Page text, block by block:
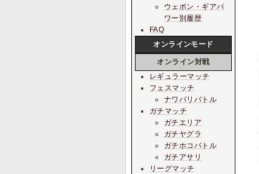
ウェポン・ギアパ
ワー別履歴
FAQ
オンラインモード
オンライン対戦
レギュラーマッチ
フェスマッチ
ナワバリバトル
ガチマッチ
ガチエリア
ガチヤグラ
ガチホコバトル
ガチアサリ
リーグマッチ